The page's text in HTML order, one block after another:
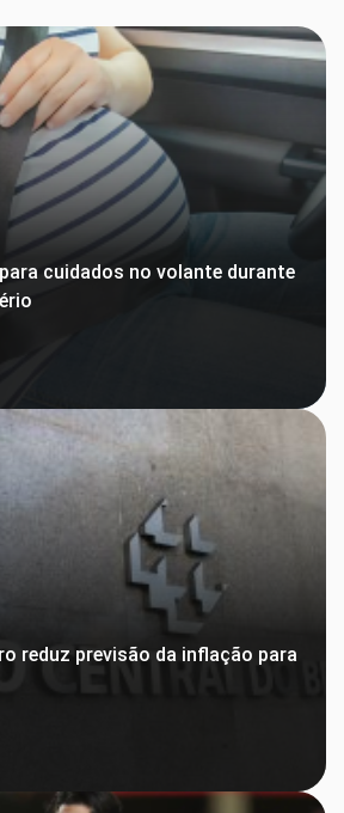
cuidados no volante durante
reduz previsão da inflação para